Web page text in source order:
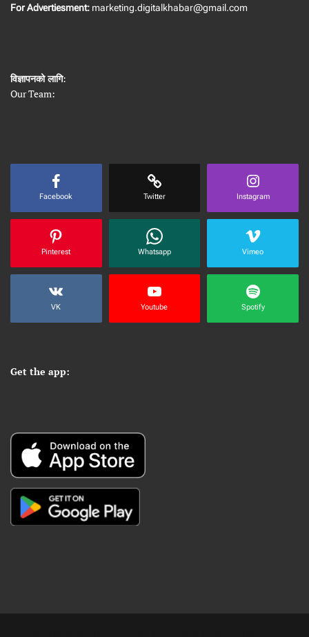
For Advertiesment: marketing.digitalkhabar@gmail.com
विज्ञापनको लागि:
Our Team:
Facebook Twitter Instagram
Pinterest Whatsapp Vimeo
VK Youtube Spotify
Get the app: